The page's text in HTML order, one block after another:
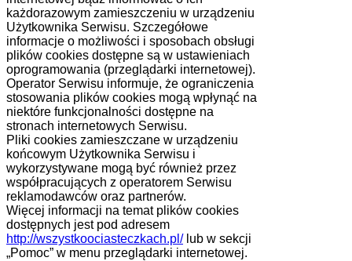
każdorazowym zamieszczeniu w urządzeniu
Użytkownika Serwisu. Szczegółowe
informacje o możliwości i sposobach obsługi
plików cookies dostępne są w ustawieniach
oprogramowania (przeglądarki internetowej).
Operator Serwisu informuje, że ograniczenia
stosowania plików cookies mogą wpłynąć na
niektóre funkcjonalności dostępne na
stronach internetowych Serwisu.
Pliki cookies zamieszczane w urządzeniu
końcowym Użytkownika Serwisu i
wykorzystywane mogą być również przez
współpracujących z operatorem Serwisu
reklamodawców oraz partnerów.
Więcej informacji na temat plików cookies
dostępnych jest pod adresem
http://wszystkoociasteczkach.pl/lub w sekcji
„Pomoc” w menu przeglądarki internetowej.